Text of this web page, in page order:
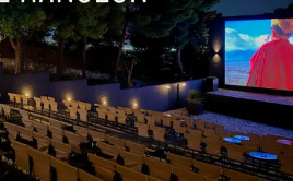
παιδικών κατασκηνώσεων,
απαραίτητη την ενίσχυση του
από τον Δήμο Αγίας
στη διατήρηση της
του περιβάλλοντος και